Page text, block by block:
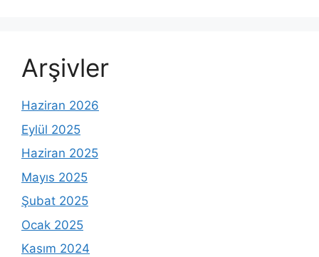
Arşivler
Haziran 2026
Eylül 2025
Haziran 2025
Mayıs 2025
Şubat 2025
Ocak 2025
Kasım 2024